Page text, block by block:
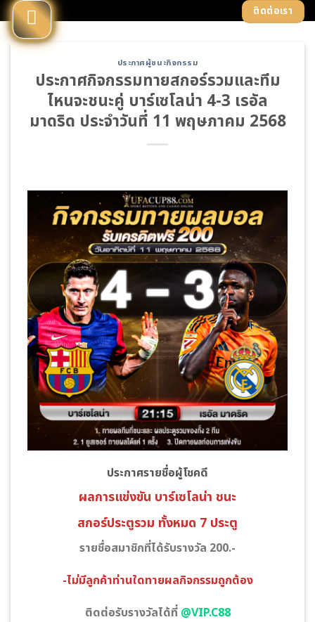
Skip
to
content
ติดต่อเรา
ประกาศผู้ชนะกิจกรรม
ประกาศกิจกรรมทายสกอร์รวมและทีม
ไหนจะชนะคู่ บาร์เซโลน่า 4-3 เรอัล
มาดริด ประจำวันที่ 11 พฤษภาคม 2568
ประกาศรายชื่อผู้โชคดี
ผลการแข่งขัน บาร์เซโลน่า ชนะ
สกอร์ประตูรวม ทั้งหมด 7 ประตู
รายชื่อสมาชิกที่ได้รับรางวัล 200.-
-ไม่มีลูกค้าท่านใดทายผลกิจกรรมถูกต้อง
ติดต่อรับรางวัลได้ที่ @VIP.C88